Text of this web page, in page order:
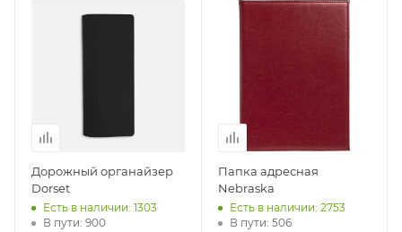
Дорожный органайзер
Dorset
Есть в наличии: 1303
В пути: 900
Папка адресная
Nebraska
Есть в наличии: 2753
В пути: 506